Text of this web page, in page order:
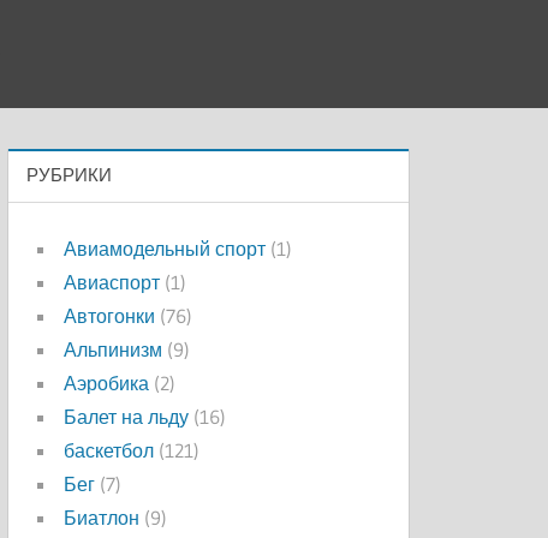
РУБРИКИ
Авиамодельный спорт (1)
Авиаспорт (1)
Автогонки (76)
Альпинизм (9)
Аэробика (2)
Балет на льду (16)
баскетбол (121)
Бег (7)
Биатлон (9)